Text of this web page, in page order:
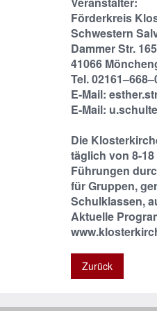
Förderkreis
Schwestern
Dammer Str. 165
41066
Tel.
E-Mail:
E-Mail:
Die
täglich von 8-
Führungen
für Gruppen,
Schulklassen,
Aktuelle
Zurück